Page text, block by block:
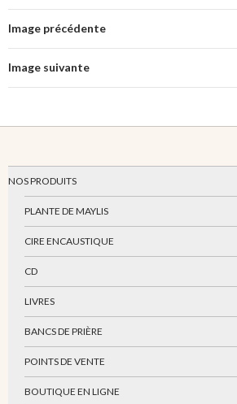
Image précédente
Image suivante
NOS PRODUITS
PLANTE DE MAYLIS
CIRE ENCAUSTIQUE
CD
LIVRES
BANCS DE PRIÈRE
POINTS DE VENTE
BOUTIQUE EN LIGNE